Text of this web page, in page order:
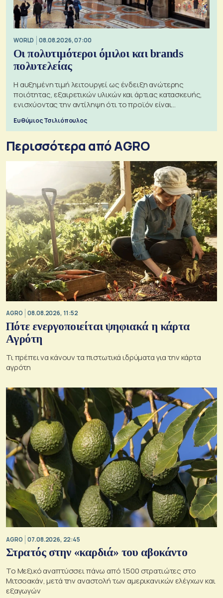
WORLD 08.08.2026, 07:00
Οι πολυτιμότεροι όμιλοι και brands
πολυτελείας
Η αυξημένη τιμή λειτουργεί ως ένδειξη ανώτερης
ποιότητας, εξαιρετικών υλικών και άρτιας κατασκευής,
ενισχύοντας την αντίληψη ότι το προϊόν είναι
Ευθύμιος Τσιλιόπουλος
Περισσότερα από AGRO
AGRO 08.08.2026, 11:52
Πότε ενεργοποιείται ψηφιακά η κάρτα
Αγρότη
Τι πρέπει να κάνουν τα πιστωτικά ιδρύματα για την κάρτα
αγρότη
AGRO 07.08.2026, 22:45
Στρατός στην «καρδιά» του αβοκάντο
Το Μεξικό αναπτύσσει πάνω από 1.500 στρατιώτες στο
Μιτσοακάν, μετά την αναστολή των αμερικανικών ελέγχων και
εξαγωγών